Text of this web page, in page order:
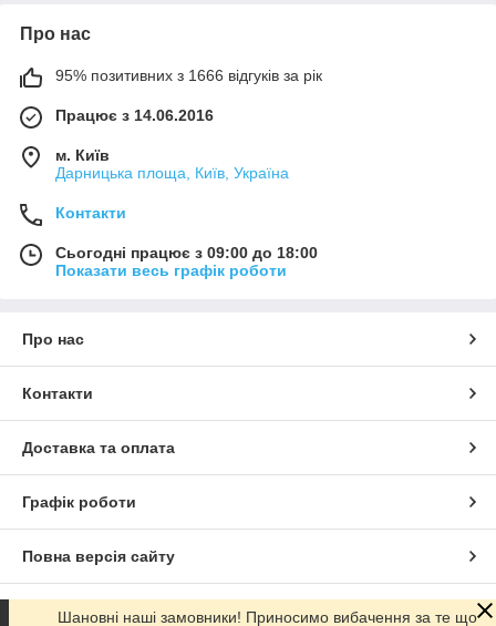
Про нас
95% позитивних з 1666 відгуків за рік
Працює з 14.06.2016
м. Київ
Дарницька площа, Київ, Україна
Контакти
Сьогодні працює з 09:00 до 18:00
Показати весь графік роботи
Про нас
Контакти
Доставка та оплата
Графік роботи
Повна версія сайту
Сайт створено на маркетплейсі
Шановні наші замовники! Приносимо вибачення за те що